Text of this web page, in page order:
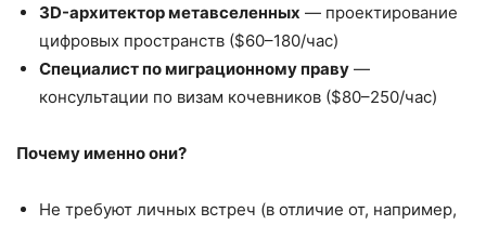
3D-архитектор метавселенных — проектирование
цифровых пространств ($60–180/час)
Специалист по миграционному праву —
консультации по визам кочевников ($80–250/час)
Почему именно они?
Не требуют личных встреч (в отличие от, например,